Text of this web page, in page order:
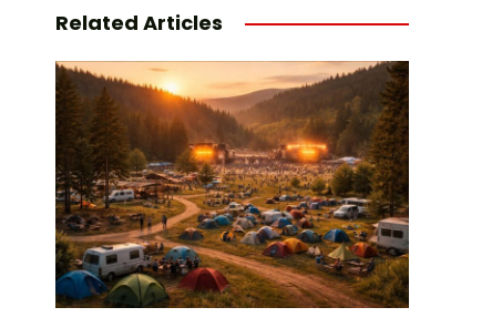
Related Articles